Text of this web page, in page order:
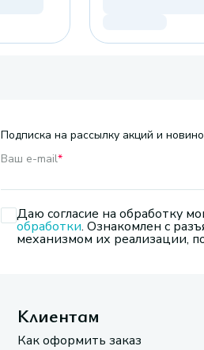
Подписка на рассылку акций и
Ваш e-mail*
Даю согласие на обработку
обработки. Ознакомлен с
механизмом их реализации,
Клиентам
Как оформить заказ